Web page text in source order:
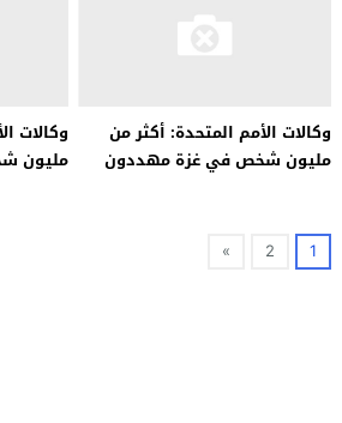
وكالات الأمم المتحدة: أكثر من
مليون شخص في غزة مهددون
وكالات
مليون
1
2
»